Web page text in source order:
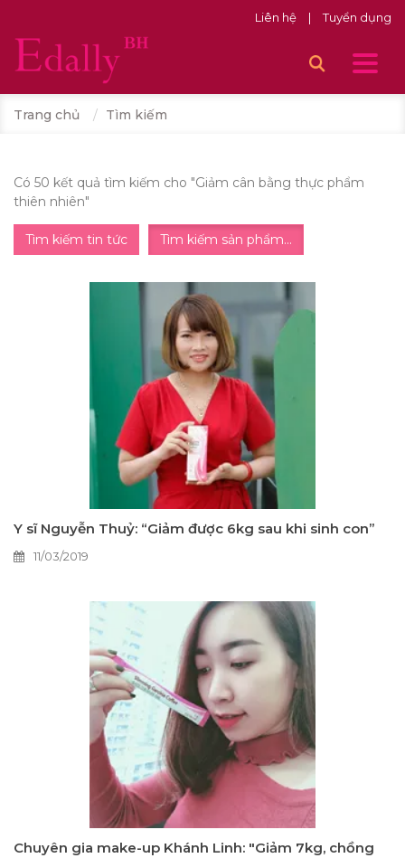
Liên hệ | Tuyển dụng
Trang chủ Tìm kiếm
Có 50 kết quả tìm kiếm cho "Giảm cân bằng thực phẩm
thiên nhiên"
Tìm kiếm tin tức Tìm kiếm sản phẩm...
Y sĩ Nguyễn Thuỷ: “Giảm được 6kg sau khi sinh con”
11/03/2019
Chuyên gia make-up Khánh Linh: "Giảm 7kg, chồng